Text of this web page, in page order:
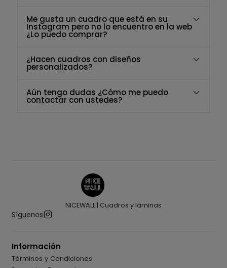
Me gusta un cuadro que está en su
Instagram pero no lo encuentro en la web
¿Lo puedo comprar?
¿Hacen cuadros con diseños
personalizados?
Aún tengo dudas ¿Cómo me puedo
contactar con ustedes?
NICEWALL | Cuadros y láminas
Síguenos
Información
Términos y Condiciones